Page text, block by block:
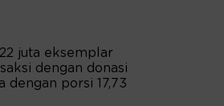
juta eksemplar
dengan donasi
dengan porsi 17,73